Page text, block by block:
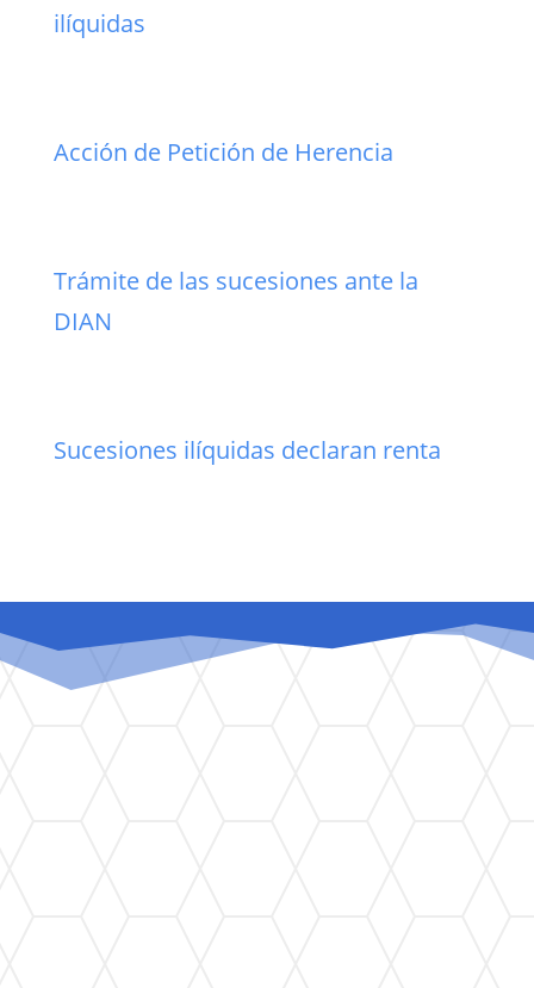
ilíquidas
Acción de Petición de Herencia
Trámite de las sucesiones ante la
DIAN
Sucesiones ilíquidas declaran renta